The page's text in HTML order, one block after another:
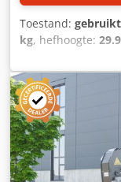
Toestand: gebruikt
kg, hefhoogte:
Draaibare
Ushtswa
(mm): 29.900